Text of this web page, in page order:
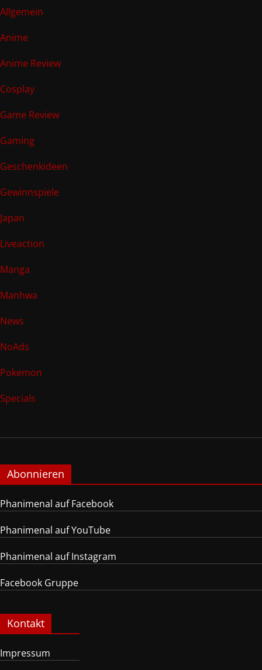
Allgemein
Anime
Anime Review
Cosplay
Game Review
Gaming
Geschenkideen
Gewinnspiele
Japan
Liveaction
Manga
Manhwa
News
NoAds
Pokemon
Specials
Abonnieren
Phanimenal auf Facebook
Phanimenal auf YouTube
Phanimenal auf Instagram
Facebook Gruppe
Kontakt
Impressum